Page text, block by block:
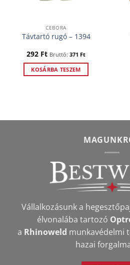
CEBORA
Távtartó rugó – 1394
292 Ft Bruttó: 371 Ft
KOSÁRBA TESZEM
Vállalkozásunk a
élvonalába tartozó
a Rhinoweld munkavédelmi
hazai